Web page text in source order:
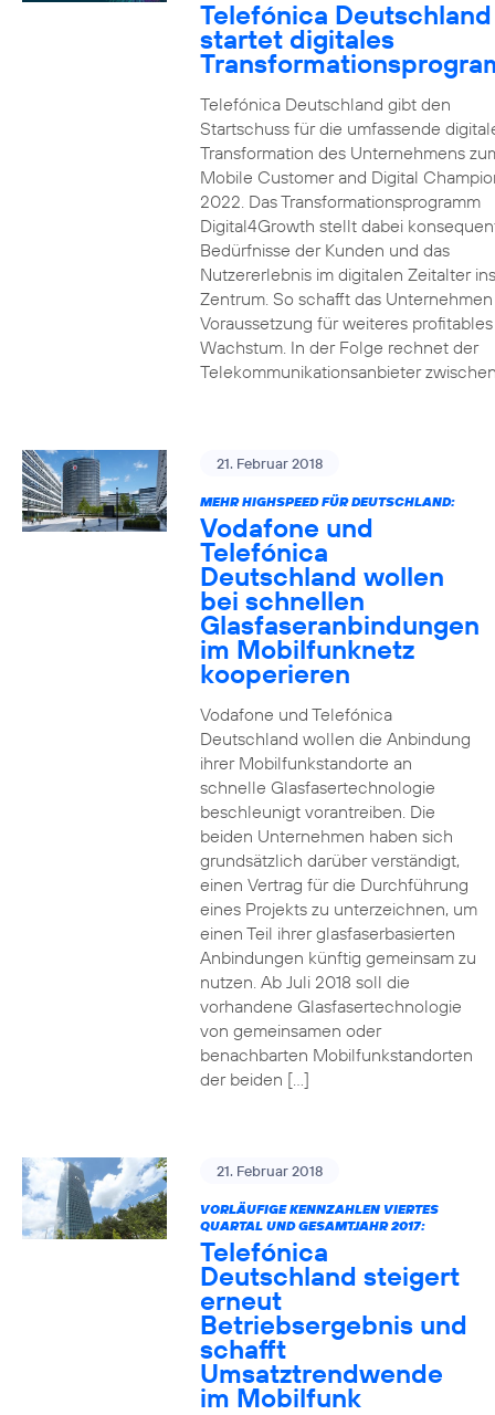
Telefónica Deutschland
startet digitales
Telefónica Deutschland gibt den
Startschuss für die umfassende
Transformation des Unternehmens
Mobile Customer and Digital
2022. Das Transformationsprogramm
Digital4Growth stellt dabei
Bedürfnisse der Kunden und das
Nutzererlebnis im digitalen Zeitalter ins
Zentrum. So schafft das
Voraussetzung für weiteres profitables
Wachstum. In der Folge rechnet der
Telekommunikationsanbieter
21. Februar 2018
MEHR HIGHSPEED FÜR DEUTSCHLAND:
Vodafone und
Telefónica
Deutschland wollen
bei schnellen
Glasfaseranbindungen
im Mobilfunknetz
kooperieren
Vodafone und Telefónica
Deutschland wollen die Anbindung
ihrer Mobilfunkstandorte an
schnelle Glasfasertechnologie
beschleunigt vorantreiben. Die
beiden Unternehmen haben sich
grundsätzlich darüber verständigt,
einen Vertrag für die Durchführung
eines Projekts zu unterzeichnen, um
einen Teil ihrer glasfaserbasierten
Anbindungen künftig gemeinsam zu
nutzen. Ab Juli 2018 soll die
vorhandene Glasfasertechnologie
von gemeinsamen oder
benachbarten Mobilfunkstandorten
der beiden […]
21. Februar 2018
VORLÄUFIGE KENNZAHLEN VIERTES
QUARTAL UND GESAMTJAHR 2017:
Telefónica
Deutschland steigert
erneut
Betriebsergebnis und
schafft
Umsatztrendwende
im Mobilfunk